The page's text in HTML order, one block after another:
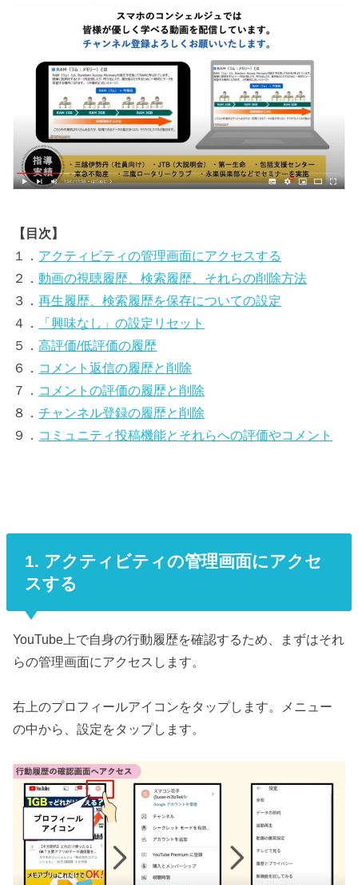
【目次】
１． アクティビティの管理画面にアクセスする
２．動画の視聴履歴、検索履歴、それらの削除方法
３．再生履歴、検索履歴を保存についての設定
４．
「興味なし」の設定リセット
５．高評価/低評価の履歴
６． コメント返信の履歴と削除
７． コメントの評価の履歴と削除
８．チャンネル登録の履歴と削除
９． コミュニティ投稿機能とそれらへの評価やコメント
1. アクティビティの管理画面にアクセ
スする
YouTube上で自身の行動履歴を確認するため、まずはそれ
らの管理画面にアクセスします。
右上のプロフィールアイコンをタップします。メニュー
の中から、設定をタップします。